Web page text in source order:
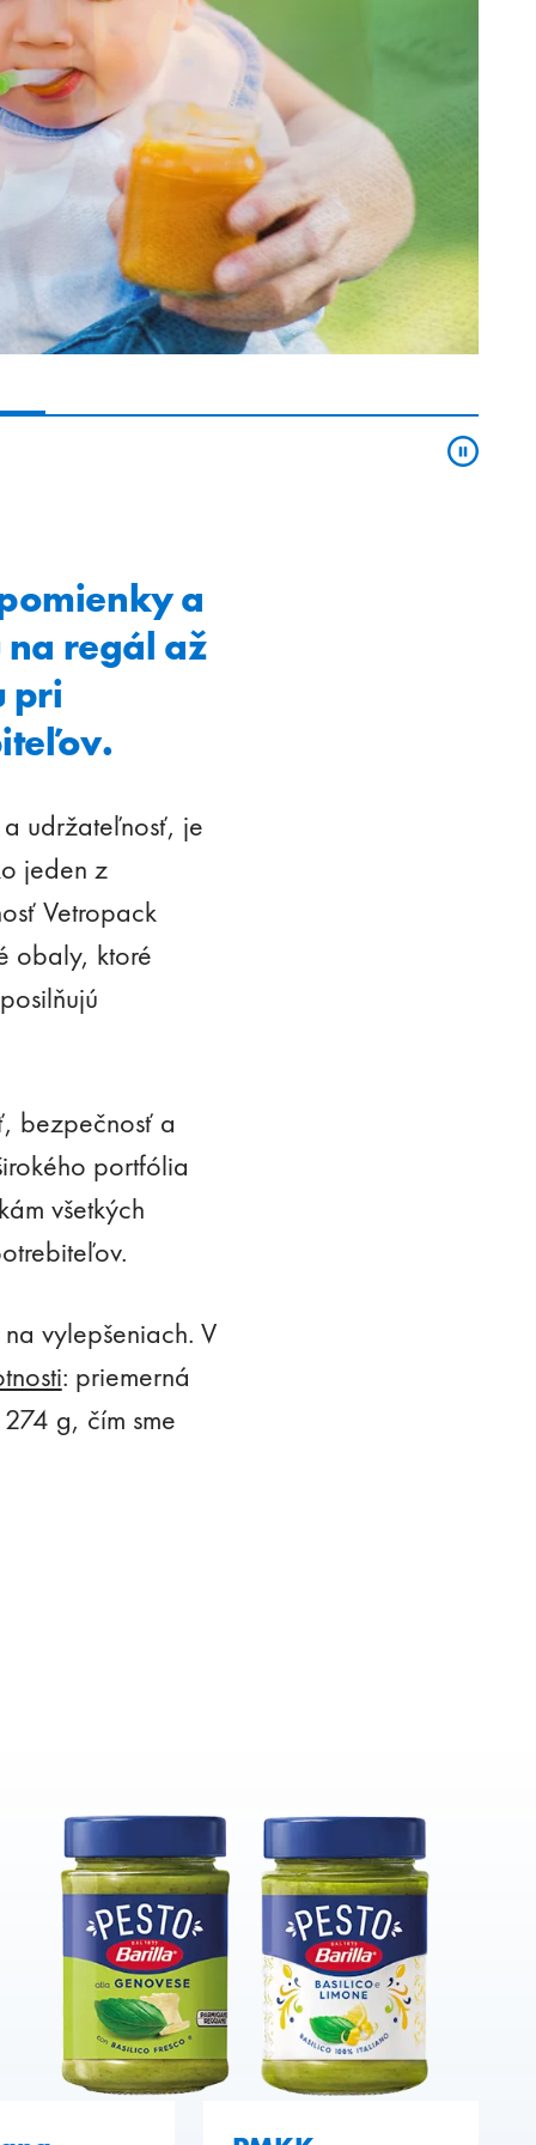
a
regál až
pri
udržateľnosť, je
jeden z
Vetropack
obaly, ktoré
bezpečnosť a
portfólia
všetkých
vylepšeniach. V
: priemerná
g, čím sme